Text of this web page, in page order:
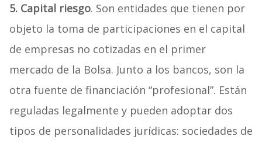
5. Capital riesgo. Son entidades que tienen por
objeto la toma de participaciones en el capital
de empresas no cotizadas en el primer
mercado de la Bolsa. Junto a los bancos, son la
otra fuente de financiación “profesional”. Están
reguladas legalmente y pueden adoptar dos
tipos de personalidades jurídicas: sociedades de